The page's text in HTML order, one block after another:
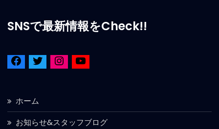
SNSで最新情報をCheck!!
ホーム
お知らせ&スタッフブログ